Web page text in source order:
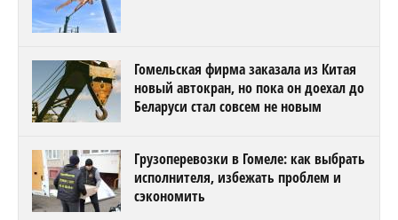
Гомельская фирма заказала из Китая
новый автокран, но пока он доехал до
Беларуси стал совсем не новым
Грузоперевозки в Гомеле: как выбрать
исполнителя, избежать проблем и
сэкономить